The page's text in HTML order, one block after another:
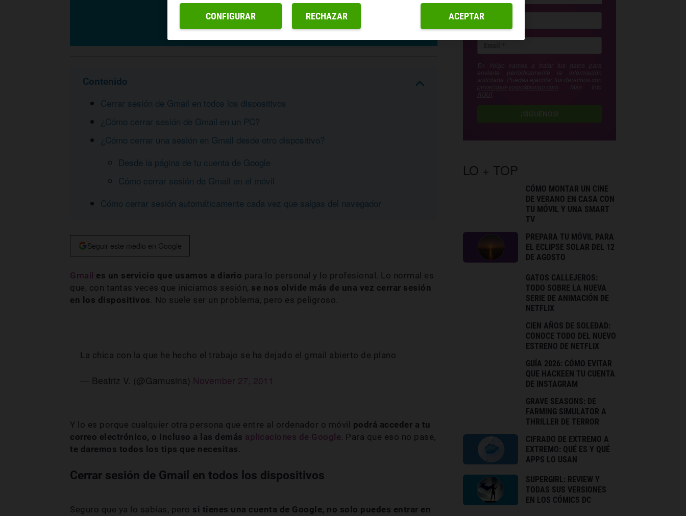
Contenido
Cerrar sesión de Gmail en todos los dispositivos
¿Cómo cerrar sesión de Gmail en un PC?
¿Cómo cerrar una sesión en Gmail desde otro dispositivo?
Desde la página de tu cuenta de Google
Cómo cerrar sesión de Gmail en el móvil
Cómo cerrar sesión automáticamente cada vez que salgas del navegador
Seguir este medio en Google
Gmail es un servicio que usamos a diario para lo personal y lo profesional. Lo normal es
que, con tantas veces que iniciamos sesión, se nos olvide más de una vez cerrar sesión
en los dispositivos . No suele ser un problema, pero es peligroso.
La chica con la que he hecho el trabajo se ha dejado el gmail abierto de plano
— Beatriz V. (@Gamusina) November 27, 2011
Y lo es porque cualquier otra persona que entre al ordenador o móvil podrá acceder a tu
correo electrónico, o incluso a las demás aplicaciones de Google. Para que eso no pase,
te daremos todos los tips que necesitas .
Cerrar sesión de Gmail en todos los dispositivos
Seguro que ya lo sabías, pero si tienes una cuenta de Google, no solo puedes entrar en
En Yoigo vamos a tratar tus datos para
enviarte periódicamente la información
solicitada. Puedes ejercitar tus derechos con
privacidad-yoigo@yoigo.com . Más Info
AQUÍ
¡SÍGUENOS!
LO + TOP
CÓMO MONTAR UN CINE
DE VERANO EN CASA CON
TU MÓVIL Y UNA SMART
TV
PREPARA TU MÓVIL PARA
EL ECLIPSE SOLAR DEL 12
DE AGOSTO
GATOS CALLEJEROS:
TODO SOBRE LA NUEVA
SERIE DE ANIMACIÓN DE
NETFLIX
CIEN AÑOS DE SOLEDAD:
CONOCE TODO DEL NUEVO
ESTRENO DE NETFLIX
GUÍA 2026: CÓMO EVITAR
QUE HACKEEN TU CUENTA
DE INSTAGRAM
GRAVE SEASONS: DE
FARMING SIMULATOR A
THRILLER DE TERROR
CIFRADO DE EXTREMO A
EXTREMO: QUÉ ES Y QUÉ
APPS LO USAN
SUPERGIRL: REVIEW Y
TODAS SUS VERSIONES
EN LOS CÓMICS DC
RECHAZAR ACEPTAR
CONFIGURAR